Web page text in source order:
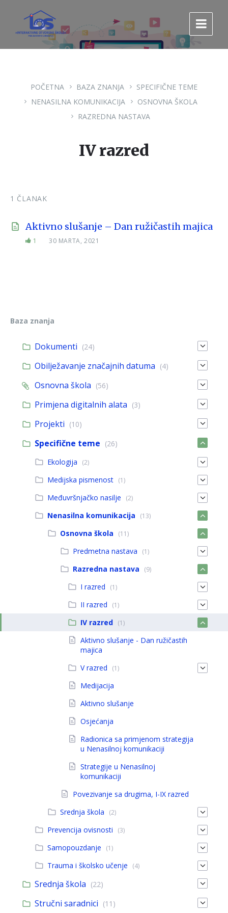
sadržaj
glavnu
navigaciju.
POČETNA BAZA ZNANJA
SPECIFIČNE TEME
NENASILNA KOMUNIKACIJA
OSNOVNA ŠKOLA
RAZREDNA NASTAVA
IV razred
1 ČLANAK
Aktivno slušanje – Dan ružičastih majica
1 30 MARTA, 2021
Baza znanja
Dokumenti (24)
Obilježavanje značajnih datuma (4)
Osnovna škola (56)
Primjena digitalnih alata (3)
Projekti (10)
Specifične teme (26)
Ekologija
(2)
Medijska pismenost (1)
Međuvršnjačko nasilje (2)
Nenasilna komunikacija (13)
Osnovna škola (11)
Predmetna nastava (1)
Razredna nastava (9)
I razred (1)
II razred (1)
IV razred (1)
Aktivno slušanje - Dan ružičastih
majica
V razred
(1)
Medijacija
Aktivno slušanje
Osjećanja
Radionica sa primjenom strategija
u Nenasilnoj komunikaciji
Strategije u Nenasilnoj
komunikaciji
Povezivanje sa drugima, I-IX razred
Srednja škola
(2)
Prevencija ovisnosti (3)
Samopouzdanje (1)
Trauma i školsko učenje (4)
Srednja škola (22)
Stručni saradnici (11)